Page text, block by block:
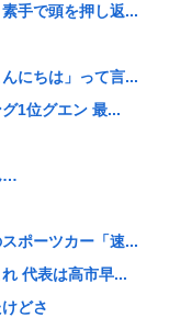
きがいにし...
ね❤」
ルを発射か？！
存で38歳講師...
問題に…SNS...
さんが汗だくで...
…松本人志〝青...
まま精神年...
る
手で頭を押し返...
にちは」って言...
1位グエン 最...
…
ポーツカー「速...
代表は高市早...
どさ